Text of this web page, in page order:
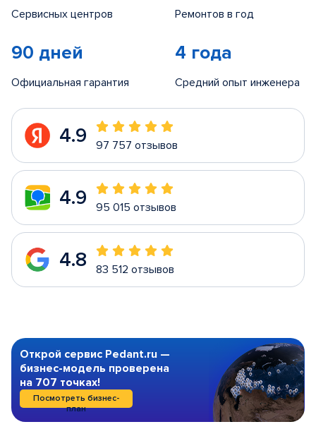
Сервисных центров Ремонтов в год
90 дней
Официальная гарантия
4 года
Средний опыт инженера
4.9 97 757 отзывов
4.9 95 015 отзывов
4.8 83 512 отзывов
Открой сервис Pedant.ru —
бизнес-модель проверена
на 707 точках!
Посмотреть бизнес-
план